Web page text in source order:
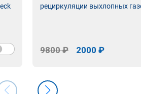
рециркуляции выхлопных
9800 ₽ 2000 ₽